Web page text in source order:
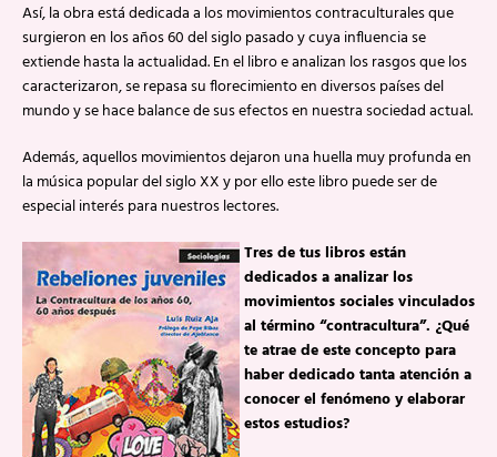
Así, la obra está dedicada a los movimientos contraculturales que
surgieron en los años 60 del siglo pasado y cuya influencia se
extiende hasta la actualidad. En el libro e analizan los rasgos que los
caracterizaron, se repasa su florecimiento en diversos países del
mundo y se hace balance de sus efectos en nuestra sociedad actual.
Además, aquellos movimientos dejaron una huella muy profunda en
la música popular del siglo XX y por ello este libro puede ser de
especial interés para nuestros lectores.
Tres de tus libros están
dedicados a analizar los
movimientos sociales vinculados
al término “contracultura”. ¿Qué
te atrae de este concepto para
haber dedicado tanta atención a
conocer el fenómeno y elaborar
estos estudios?